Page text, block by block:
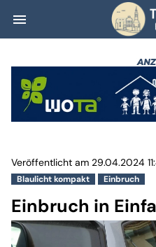
menu
Blaulicht kompakt Einbruch
Veröffentlicht am 29.04.2024
Einbruch in